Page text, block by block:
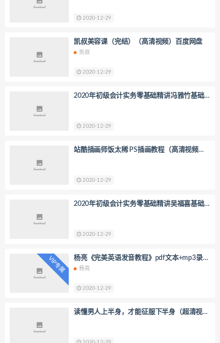
2020-12-29
凯叔美容课（完结）（高清视频）百度网盘
凯叔
2020-12-29
2020年初级会计实务零基础精讲冯雅竹基础
2020-12-29
站酷插画师饭太稀 PS插画教程（高清视频）
2020-12-29
2020年初级会计实务零基础精讲吴福喜基础
2020-12-29
VIP专属
杨亮《完美英语发音教程》pdf文本+mp3录音
（压缩打包）百度网盘
杨亮
2020-12-29
读懂男人上半身，才能征服下半身（超清视